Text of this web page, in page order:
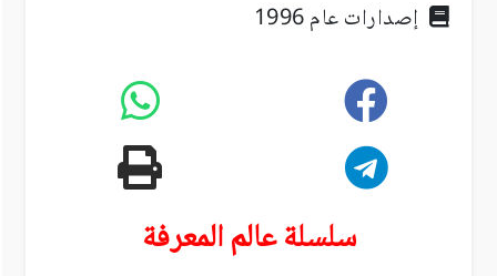
إصدارات عام 1996
سلسلة عالم المعرفة